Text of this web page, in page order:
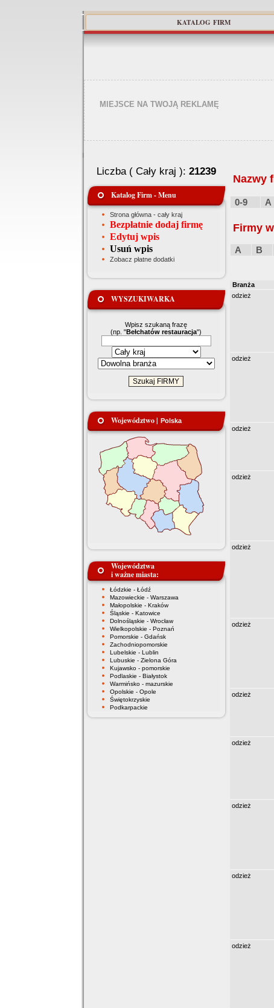
KATALOG FIRM
MIEJSCE NA TWOJĄ REKLAMĘ
Liczba ( Cały kraj ): 21239
Katalog Firm - Menu
Strona główna - cały kraj
Bezpłatnie dodaj firmę
Edytuj wpis
Usuń wpis
Zobacz płatne dodatki
WYSZUKIWARKA
Wpisz szukaną frazę
(np. "Bełchatów restauracja")
Województwo | Polska
Województwa
i ważne miasta:
Łódzkie - Łódź
Mazowieckie - Warszawa
Małopolskie - Kraków
Śląskie - Katowice
Dolnośląskie - Wrocław
Wielkopolskie - Poznań
Pomorskie - Gdańsk
Zachodniopomorskie
Lubelskie - Lublin
Lubuskie - Zielona Góra
Kujawsko - pomorskie
Podlaskie - Białystok
Warmińsko - mazurskie
Opolskie - Opole
Świętokrzyskie
Podkarpackie
Nazwy
0-9 A
Firmy
A B
Branża
odzież
odzież
odzież
odzież
odzież
odzież
odzież
odzież
odzież
odzież
odzież